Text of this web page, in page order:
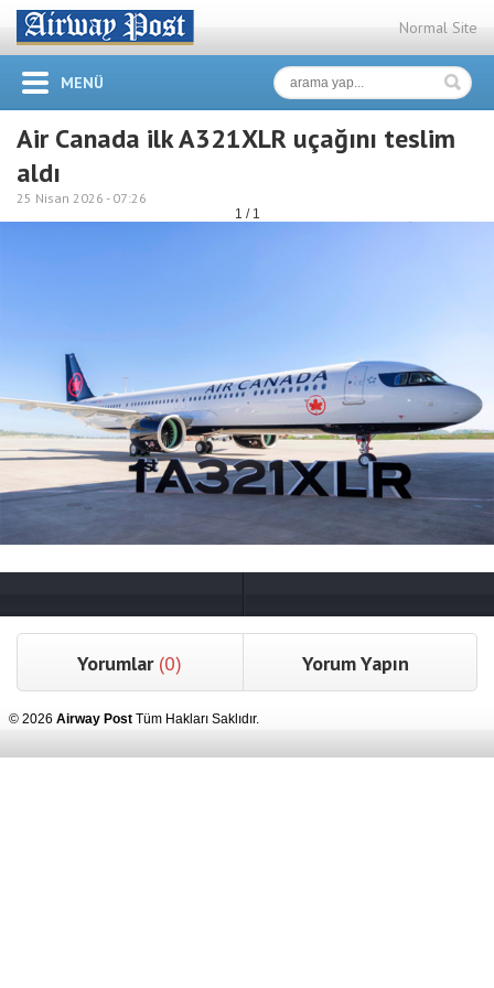
Normal Site
MENÜ
Air Canada ilk A321XLR uçağını teslim
aldı
25 Nisan 2026 - 07:26
1 / 1
Yorumlar (0) Yorum Yapın
© 2026 Airway Post Tüm Hakları Saklıdır.